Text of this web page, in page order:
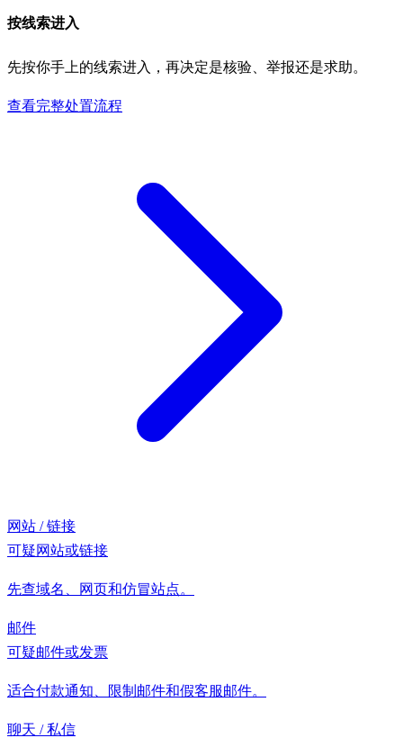
按线索进入
先按你手上的线索进入，再决定是核验、举报还是求助。
查看完整处置流程
网站 / 链接
可疑网站或链接
先查域名、网页和仿冒站点。
邮件
可疑邮件或发票
适合付款通知、限制邮件和假客服邮件。
聊天 / 私信